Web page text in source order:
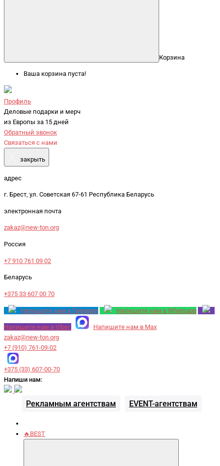
Корзина
Ваша корзина пуста!
Профиль
Деловые подарки и мерч
из Европы за 15 дней
Обратный звонок
Связаться с нами
закрыть
адрес
г. Брест, ул. Советская 67-61 Республика Беларусь
электронная почта
zakaz@new-ton.org
Россия
+7 910 761 09 02
Беларусь
+375 33 607 00 70
Напишите нам в Telegram Напишите нам в Whatsapp
Напишите нам в Viber
Напишите нам в Max
zakaz@new-ton.org
+7 (910) 761-09-02
+375 (33) 607-00-70
Напиши нам:
Рекламным агентствам EVENT-агентствам
🔥BEST